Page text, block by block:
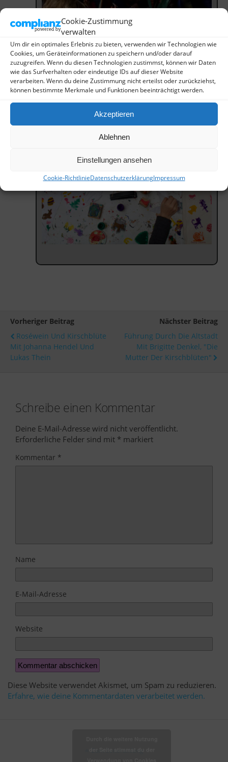
Cookie-Zustimmung
verwalten
Um dir ein optimales Erlebnis zu bieten, verwenden wir Technologien wie
Cookies, um Geräteinformationen zu speichern und/oder darauf
zuzugreifen. Wenn du diesen Technologien zustimmst, können wir Daten
wie das Surfverhalten oder eindeutige IDs auf dieser Website
verarbeiten. Wenn du deine Zustimmung nicht erteilst oder zurückziehst,
können bestimmte Merkmale und Funktionen beeinträchtigt werden.
Akzeptieren
Ablehnen
Einstellungen ansehen
Cookie-RichtlinieDatenschutzerklärungImpressum
Vorheriger Beitrag
Roséwein Und Kirschblüte
Mit Johanna Hendel Und
Lukas Thein
Nächster Beitrag
Führung Durch Die Altstadt
Mit Brigitte Denkel, "die
Mutter Der Kirschblüten"
Schreibe einen Kommentar
Deine E-Mail-Adresse wird nicht veröffentlicht.
Erforderliche Felder sind mit * markiert
Kommentar *
Name
E-Mail-Adresse
Website
Diese Website verwendet Akismet, um Spam zu reduzieren.
Erfahre, wie deine Kommentardaten verarbeitet werden.
Zum Seitenanfang
der Seite stimmst du der